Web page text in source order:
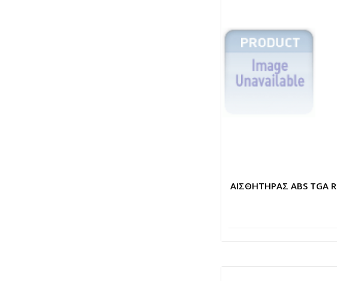
ΑΙΣΘΗΤΗΡΑΣ ABS TGA R